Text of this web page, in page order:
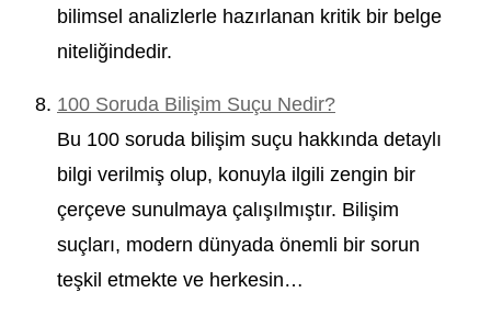
bilimsel analizlerle hazırlanan kritik bir belge
niteliğindedir.
100 Soruda Bilişim Suçu Nedir?
Bu 100 soruda bilişim suçu hakkında detaylı
bilgi verilmiş olup, konuyla ilgili zengin bir
çerçeve sunulmaya çalışılmıştır. Bilişim
suçları, modern dünyada önemli bir sorun
teşkil etmekte ve herkesin…